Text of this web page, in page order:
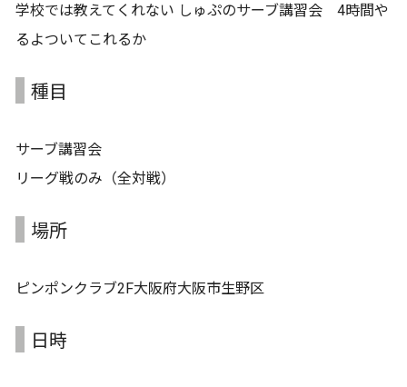
学校では教えてくれない しゅぷのサーブ講習会 4時間や
るよついてこれるか
種目
サーブ講習会
リーグ戦のみ（全対戦）
場所
ピンポンクラブ2F大阪府大阪市生野区
日時